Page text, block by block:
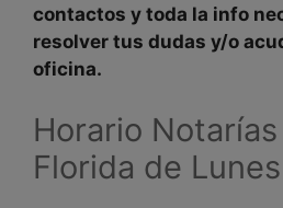
contactos y toda la info
resolver tus dudas y/o
oficina.
Horario
Florida de